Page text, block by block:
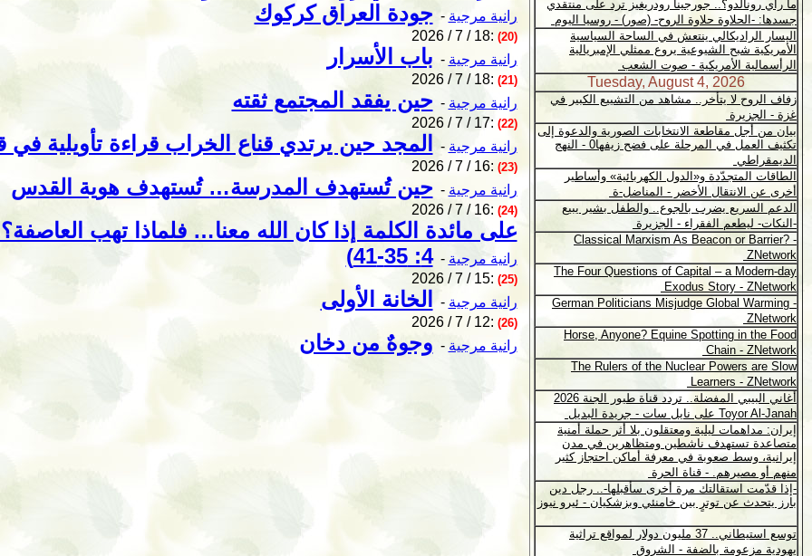
جودة العراق كركوك - رانية مرجية
2026 / 7 / 18: (20)
باب الأسرار - رانية مرجية
2026 / 7 / 18: (21)
حين يفقد المجتمع ثقته - رانية مرجية
2026 / 7 / 17: (22)
المجد حين يرتدي قناع الخراب قراءة - رانية مرجية
2026 / 7 / 16: (23)
حين تُستهدف المدرسة… تُستهدف هوية القدس - رانية مرجية
2026 / 7 / 16: (24)
على مائدة الكلمة إذا كان الله معنا… فلماذا تهب
4: 35-41)- رانية مرجية
2026 / 7 / 15: (25)
الخانة الأولى - رانية مرجية
2026 / 7 / 12: (26)
وجوهٌ من دخان - رانية مرجية